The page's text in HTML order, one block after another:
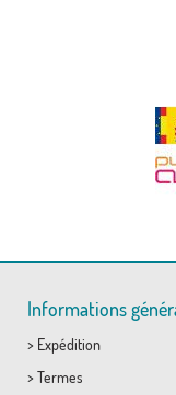
Informations
> Expédition
> Termes